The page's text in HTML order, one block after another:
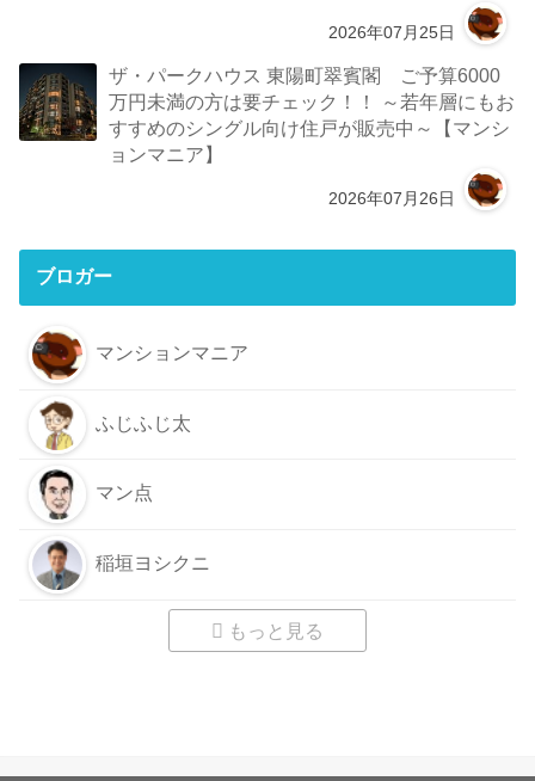
2026年07月25日
ザ・パークハウス 東陽町翠賓閣 ご予算6000
万円未満の方は要チェック！！ ～若年層にもお
すすめのシングル向け住戸が販売中～【マンシ
ョンマニア】
2026年07月26日
ブロガー
マンションマニア
ふじふじ太
マン点
稲垣ヨシクニ
もっと見る